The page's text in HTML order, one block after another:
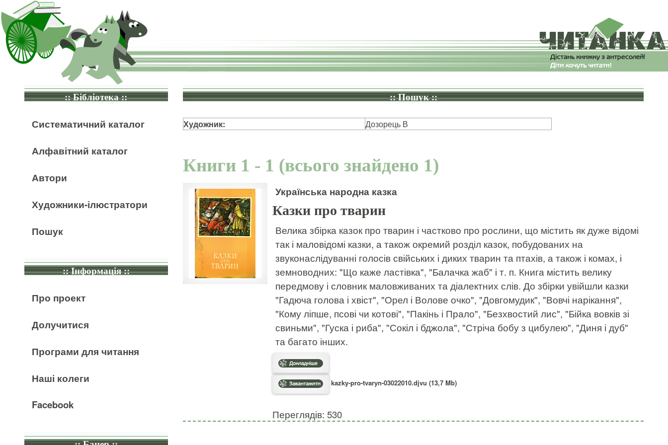
:: Бібліотека ::
Систематичний каталог
Алфавітний каталог
Автори
Художники-ілюстратори
Пошук
:: Інформація ::
Про проект
Долучитися
Програми для читання
Наші колеги
Facebook
:: Пошук ::
Художник: Дозорець В
Книги 1 - 1 (всього знайдено 1)
Українська народна казка
Казки про тварин
Велика збірка казок про тварин і частково про рослини, що містить як дуже відомі
так і маловідомі казки, а також окремий розділ казок, побудованих на
звуконаслідуванні голосів свійських і диких тварин та птахів, а також і комах, і
земноводних: "Що каже ластівка", "Балачка жаб" і т. п. Книга містить велику
передмову і словник маловживаних та діалектних слів. До збірки увійшли казки
"Гадюча голова і хвіст", "Орел і Волове очко", "Довгомудик", "Вовчі нарікання",
"Кому ліпше, псові чи котові", "Пакінь і Прало", "Безхвостий лис", "Бійка вовків зі
свиньми", "Гуска і риба", "Сокіл і бджола", "Стріча бобу з цибулею", "Диня і дуб"
та багато інших.
kazky-pro-tvaryn-03022010.djvu (13,7 Mb)
Переглядів: 530